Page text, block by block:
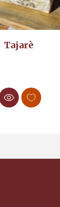
Tajarè